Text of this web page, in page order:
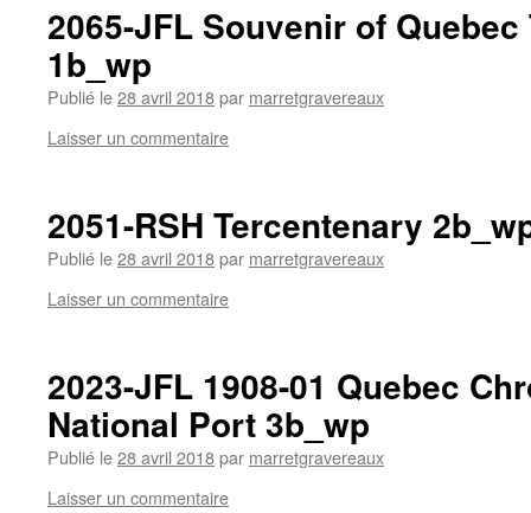
2065-JFL Souvenir of
1b_wp
Publié le28 avril 2018par marretgravereaux
Laisser un commentaire
2051-RSH Tercentenary
Publié le28 avril 2018par marretgravereaux
Laisser un commentaire
2023-JFL 1908-01 Quebec
National Port 3b_wp
Publié le28 avril 2018par marretgravereaux
Laisser un commentaire